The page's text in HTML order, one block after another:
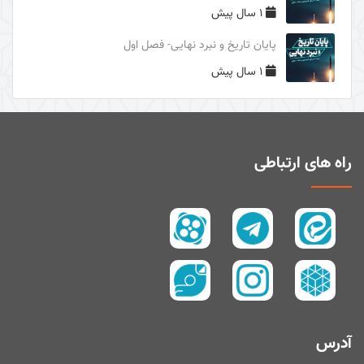
دوری از مرگ جاهلیت
سال1395
سال 1394
زیارت و توسل
پیامبر امّی (صلی الله علیه و آله و سلم)
تفسیر سورۀ کوثر
سال 1397
سال 1395
1 سال پیش
پایان تاریخ و نبرد نهایی- فصل اول
1 سال پیش
راه های ارتباطی
آدرس